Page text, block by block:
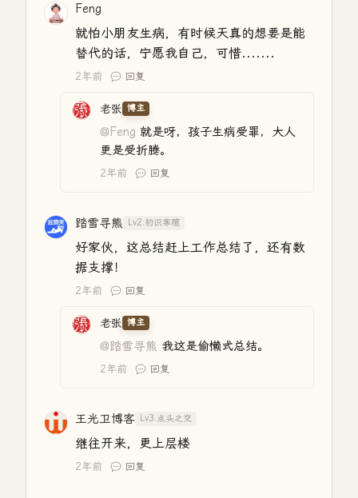
Feng
就怕小朋友生病，有时候天真的想要是能
替代的话，宁愿我自己，可惜.......
2年前 回复
老张 博主
@Feng 就是呀，孩子生病受罪，大人
更是受折腾。
2年前 回复
踏雪寻熊 Lv2.初识寒暄
好家伙，这总结赶上工作总结了，还有数
据支撑！
2年前 回复
老张 博主
@踏雪寻熊 我这是偷懒式总结。
2年前 回复
王光卫博客 Lv3.点头之交
继往开来，更上层楼
2年前 回复